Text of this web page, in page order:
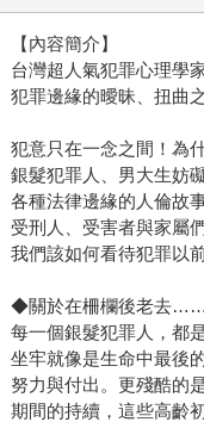
【內容簡介】
台灣超人氣犯罪心理學
犯罪邊緣的曖昧、扭曲
犯意只在一念之間！為
銀髮犯罪人、男大生妨
各種法律邊緣的人倫故
受刑人、受害者與家屬
我們該如何看待犯罪以
◆關於在柵欄後老去……
每一個銀髮犯罪人，都
坐牢就像是生命中最後
努力與付出。更殘酷的
期間的持續，這些高齡